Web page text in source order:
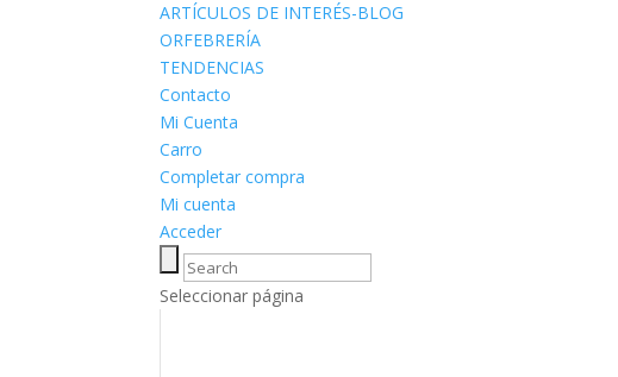
ARTÍCULOS DE INTERÉS-BLOG
ORFEBRERÍA
TENDENCIAS
Contacto
Mi Cuenta
Carro
Completar compra
Mi cuenta
Acceder
Seleccionar página